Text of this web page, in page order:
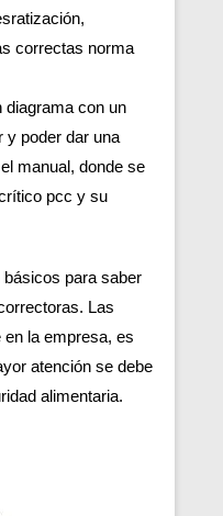
correctas norma
diagrama con un
y poder dar una
manual, donde se
pcc y su
para saber
Las
en la empresa, es
atención se debe
alimentaria.